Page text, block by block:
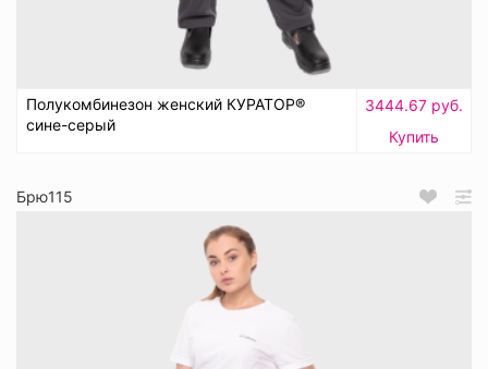
Полукомбинезон женский КУРАТОР®
сине-серый
3444.67 руб.
Купить
Брю115